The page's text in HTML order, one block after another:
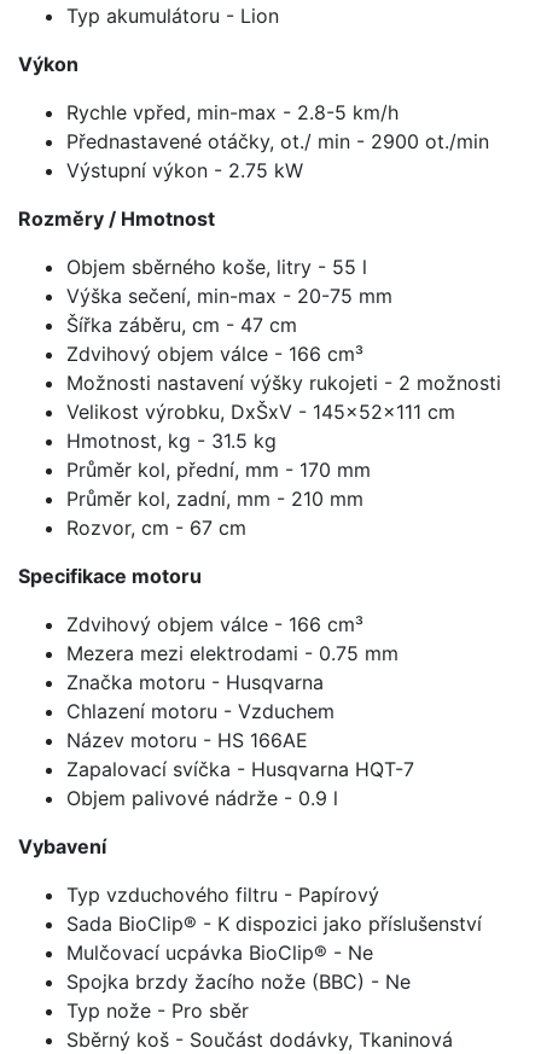
Typ akumulátoru - Lion
Výkon
Rychle vpřed, min-max - 2.8-5 km/h
Přednastavené otáčky, ot./ min - 2900 ot./min
Výstupní výkon - 2.75 kW
Rozměry / Hmotnost
Objem sběrného koše, litry - 55 l
Výška sečení, min-max - 20-75 mm
Šířka záběru, cm - 47 cm
Zdvihový objem válce - 166 cm³
Možnosti nastavení výšky rukojeti - 2 možnosti
Velikost výrobku, DxŠxV - 145x52x111 cm
Hmotnost, kg - 31.5 kg
Průměr kol, přední, mm - 170 mm
Průměr kol, zadní, mm - 210 mm
Rozvor, cm - 67 cm
Specifikace motoru
Zdvihový objem válce - 166 cm³
Mezera mezi elektrodami - 0.75 mm
Značka motoru - Husqvarna
Chlazení motoru - Vzduchem
Název motoru - HS 166AE
Zapalovací svíčka - Husqvarna HQT-7
Objem palivové nádrže - 0.9 l
Vybavení
Typ vzduchového filtru - Papírový
Sada BioClip® - K dispozici jako příslušenství
Mulčovací ucpávka BioClip® - Ne
Spojka brzdy žacího nože (BBC) - Ne
Typ nože - Pro sběr
Sběrný koš - Součást dodávky, Tkaninová